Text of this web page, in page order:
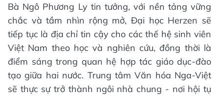
Bà Ngô Phương Ly tin tưởng, với nền tảng vững
chắc và tầm nhìn rộng mở, Đại học Herzen sẽ
tiếp tục là địa chỉ tin cậy cho các thế hệ sinh viên
Việt Nam theo học và nghiên cứu, đồng thời là
điểm sáng trong quan hệ hợp tác giáo dục-đào
tạo giữa hai nước. Trung tâm Văn hóa Nga-Việt
sẽ thực sự trở thành ngôi nhà chung - nơi hội tụ